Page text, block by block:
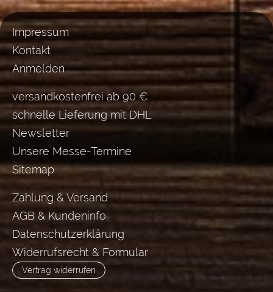
Impressum
Kontakt
Anmelden
versandkostenfrei ab 90 €
schnelle Lieferung mit DHL
Newsletter
Unsere Messe-Termine
Sitemap
Zahlung & Versand
AGB & Kundeninfo
Datenschutzerklärung
Widerrufsrecht & Formular
Vertrag widerrufen